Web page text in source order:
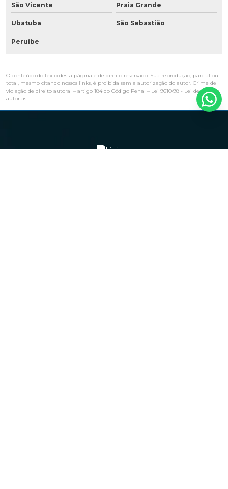
São Vicente Praia Grande
Ubatuba São Sebastião
Peruíbe
O conteúdo do texto desta página é de direito reservado. Sua reprodução, parcial ou
total, mesmo citando nossos links, é proibida sem a autorização do autor. Crime de
violação de direito autoral – artigo 184 do Código Penal – Lei 9610/98 - Lei de direitos
autorais.